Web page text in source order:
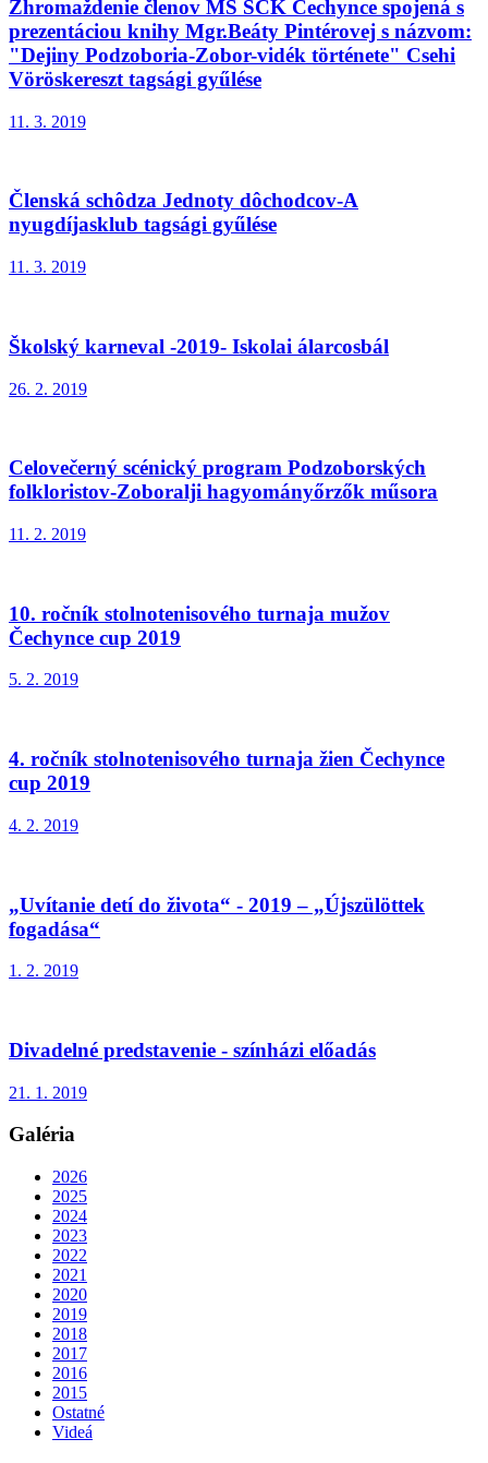
Zhromaždenie členov MS SČK Čechynce spojená s
prezentáciou knihy Mgr.Beáty Pintérovej s názvom:
"Dejiny Podzoboria-Zobor-vidék története" Csehi
Vöröskereszt tagsági gyűlése
11. 3. 2019
Členská schôdza Jednoty dôchodcov-A
nyugdíjasklub tagsági gyűlése
11. 3. 2019
Školský karneval -2019- Iskolai álarcosbál
26. 2. 2019
Celovečerný scénický program Podzoborských
folkloristov-Zoboralji hagyományőrzők műsora
11. 2. 2019
10. ročník stolnotenisového turnaja mužov
Čechynce cup 2019
5. 2. 2019
4. ročník stolnotenisového turnaja žien Čechynce
cup 2019
4. 2. 2019
„Uvítanie detí do života“ - 2019 – „Újszülöttek
fogadása“
1. 2. 2019
Divadelné predstavenie - színházi előadás
21. 1. 2019
Galéria
2026
2025
2024
2023
2022
2021
2020
2019
2018
2017
2016
2015
Ostatné
Videá